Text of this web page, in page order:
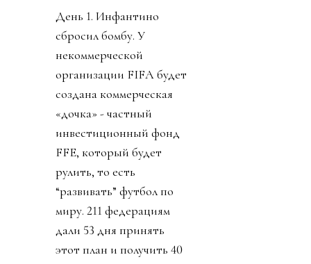
День 1. Инфантино
сбросил бомбу. У
некоммерческой
организации FIFA будет
создана коммерческая
«дочка» - частный
инвестиционный фонд
FFE, который будет
рулить, то есть
“развивать” футбол по
миру. 211 федерациям
дали 53 дня принять
этот план и получить 40